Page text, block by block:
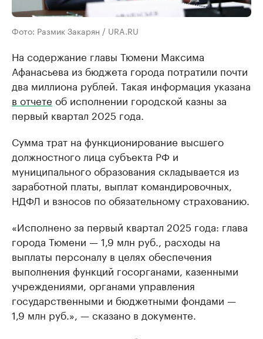
Фото: Размик Закарян / URA.RU
На содержание главы Тюмени Максима
Афанасьева из бюджета города потратили почти
два миллиона рублей. Такая информация указана
в отчете об исполнении городской казны за
первый квартал 2025 года.
Сумма трат на функционирование высшего
должностного лица субъекта РФ и
муниципального образования складывается из
заработной платы, выплат командировочных,
НДФЛ и взносов по обязательному страхованию.
«Исполнено за первый квартал 2025 года: глава
города Тюмени — 1,9 млн руб., расходы на
выплаты персоналу в целях обеспечения
выполнения функций госорганами, казенными
учреждениями, органами управления
государственными и бюджетными фондами —
1,9 млн руб.», — сказано в документе.